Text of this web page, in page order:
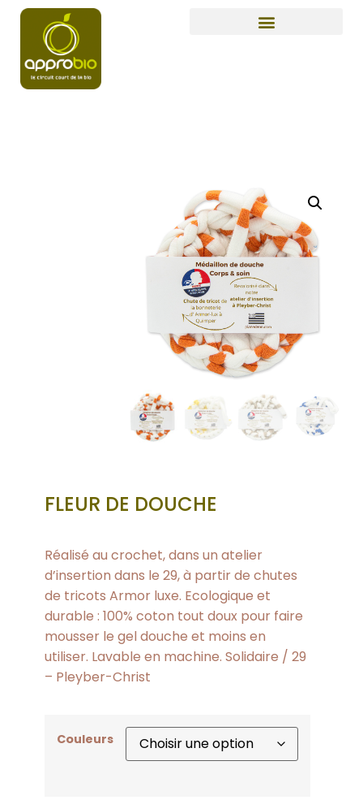
FLEUR DE DOUCHE
Réalisé au crochet, dans un atelier
d’insertion dans le 29, à partir de chutes
de tricots Armor luxe. Ecologique et
durable : 100% coton tout doux pour faire
mousser le gel douche et moins en
utiliser. Lavable en machine. Solidaire / 29
– Pleyber-Christ
Couleurs